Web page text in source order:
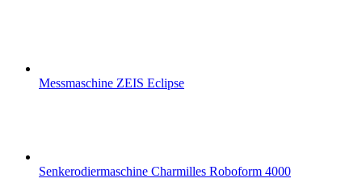
Messmaschine ZEIS Eclipse
Senkerodiermaschine Charmilles Roboform 4000